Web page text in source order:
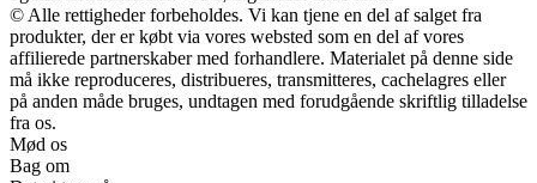
© Alle rettigheder forbeholdes. Vi kan tjene en del af salget fra
produkter, der er købt via vores websted som en del af vores
affilierede partnerskaber med forhandlere. Materialet på denne side
må ikke reproduceres, distribueres, transmitteres, cachelagres eller
på anden måde bruges, undtagen med forudgående skriftlig tilladelse
fra os.
Mød os
Bag om